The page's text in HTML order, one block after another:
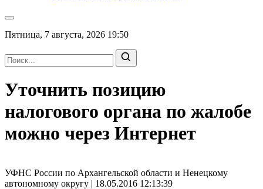
Пятница, 7 августа, 2026 19:50
Уточнить позицию
налогового органа по жалобе
можно через Интернет
УФНС России по Архангельской области и Ненецкому
автономному округу | 18.05.2016 12:13:39